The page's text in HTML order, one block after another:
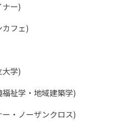
ー)
フェ)
学)
祉学・地域建築学)
・ノーザンクロス)